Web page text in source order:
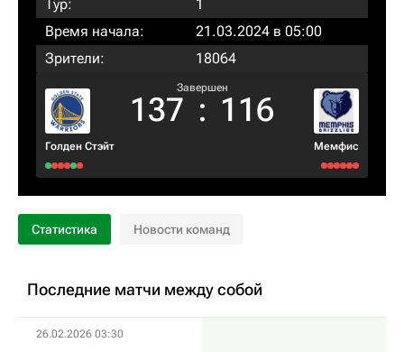
Тур:
1
Время начала:
21.03.2024 в 05:00
Зрители:
18064
Голден Стэйт
Завершен
137 : 116
Мемфис
Статистика Новости команд
Последние матчи между собой
26.02.2026 03:30